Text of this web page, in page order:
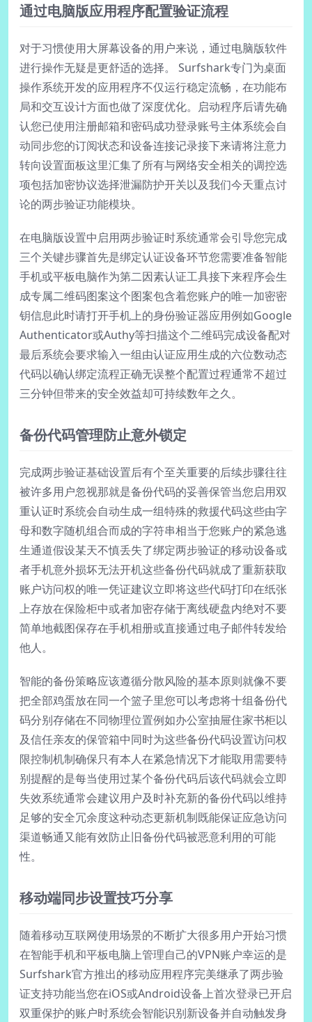
通过电脑版应用程序配置验证流程
对于习惯使用大屏幕设备的用户来说，通过电脑版软件
进行操作无疑是更舒适的选择。 Surfshark专门为桌面
操作系统开发的应用程序不仅运行稳定流畅，在功能布
局和交互设计方面也做了深度优化。启动程序后请先确
认您已使用注册邮箱和密码成功登录账号主体系统会自
动同步您的订阅状态和设备连接记录接下来请将注意力
转向设置面板这里汇集了所有与网络安全相关的调控选
项包括加密协议选择泄漏防护开关以及我们今天重点讨
论的两步验证功能模块。
在电脑版设置中启用两步验证时系统通常会引导您完成
三个关键步骤首先是绑定认证设备环节您需要准备智能
手机或平板电脑作为第二因素认证工具接下来程序会生
成专属二维码图案这个图案包含着您账户的唯一加密密
钥信息此时请打开手机上的身份验证器应用例如Google
Authenticator或Authy等扫描这个二维码完成设备配对
最后系统会要求输入一组由认证应用生成的六位数动态
代码以确认绑定流程正确无误整个配置过程通常不超过
三分钟但带来的安全效益却可持续数年之久。
备份代码管理防止意外锁定
完成两步验证基础设置后有个至关重要的后续步骤往往
被许多用户忽视那就是备份代码的妥善保管当您启用双
重认证时系统会自动生成一组特殊的救援代码这些由字
母和数字随机组合而成的字符串相当于您账户的紧急逃
生通道假设某天不慎丢失了绑定两步验证的移动设备或
者手机意外损坏无法开机这些备份代码就成了重新获取
账户访问权的唯一凭证建议立即将这些代码打印在纸张
上存放在保险柜中或者加密存储于离线硬盘内绝对不要
简单地截图保存在手机相册或直接通过电子邮件转发给
他人。
智能的备份策略应该遵循分散风险的基本原则就像不要
把全部鸡蛋放在同一个篮子里您可以考虑将十组备份代
码分别存储在不同物理位置例如办公室抽屉住家书柜以
及信任亲友的保管箱中同时为这些备份代码设置访问权
限控制机制确保只有本人在紧急情况下才能取用需要特
别提醒的是每当使用过某个备份代码后该代码就会立即
失效系统通常会建议用户及时补充新的备份代码以维持
足够的安全冗余度这种动态更新机制既能保证应急访问
渠道畅通又能有效防止旧备份代码被恶意利用的可能
性。
移动端同步设置技巧分享
随着移动互联网使用场景的不断扩大很多用户开始习惯
在智能手机和平板电脑上管理自己的VPN账户幸运的是
Surfshark官方推出的移动应用程序完美继承了两步验
证支持功能当您在iOS或Android设备上首次登录已开启
双重保护的账户时系统会智能识别新设备并自动触发身